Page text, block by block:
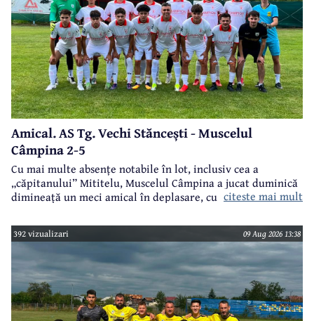
Amical. AS Tg. Vechi Stăncești - Muscelul
Câmpina 2-5
Cu mai multe absențe notabile în lot, inclusiv cea a
„căpitanului” Mititelu, Muscelul Câmpina a jucat duminică
dimineață un meci amical în deplasare, cu formația AS Tg.
citeste mai mult
392 vizualizari 09 Aug 2026 13:38